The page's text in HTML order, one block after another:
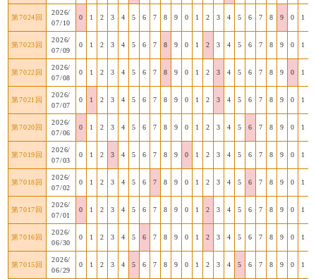
第7024回
2026/
07/10
0 1 2 3 4 5 6 7 8 9 0 1 2 3 4 5 6 7 8 9 0 1
第7023回
2026/
07/09
0 1 2 3 4 5 6 7 8 9 0 1 2 3 4 5 6 7 8 9 0 1
第7022回
2026/
07/08
0 1 2 3 4 5 6 7 8 9 0 1 2 3 4 5 6 7 8 9 0 1
第7021回
2026/
07/07
0 1 2 3 4 5 6 7 8 9 0 1 2 3 4 5 6 7 8 9 0 1
第7020回
2026/
07/06
0 1 2 3 4 5 6 7 8 9 0 1 2 3 4 5 6 7 8 9 0 1
第7019回
2026/
07/03
0 1 2 3 4 5 6 7 8 9 0 1 2 3 4 5 6 7 8 9 0 1
第7018回
2026/
07/02
0 1 2 3 4 5 6 7 8 9 0 1 2 3 4 5 6 7 8 9 0 1
第7017回
2026/
07/01
0 1 2 3 4 5 6 7 8 9 0 1 2 3 4 5 6 7 8 9 0 1
第7016回
2026/
06/30
0 1 2 3 4 5 6 7 8 9 0 1 2 3 4 5 6 7 8 9 0 1
第7015回
2026/
06/29
0 1 2 3 4 5 6 7 8 9 0 1 2 3 4 5 6 7 8 9 0 1